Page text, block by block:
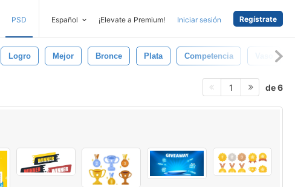
PSD Español ¡Elevate a Premium! Iniciar sesión Regístrate
Logro Mejor Bronce Plata Competencia
1 de 6